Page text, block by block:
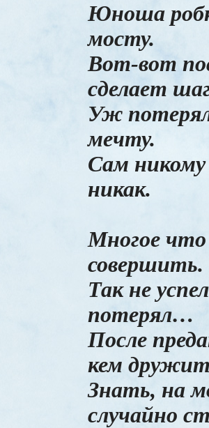
Юноша
мосту.
Вот-вот
сделает
Уж потерял
мечту.
Сам
никак.
Многое
совершить.
Так не
потерял…
После
кем
Знать, на
случайно